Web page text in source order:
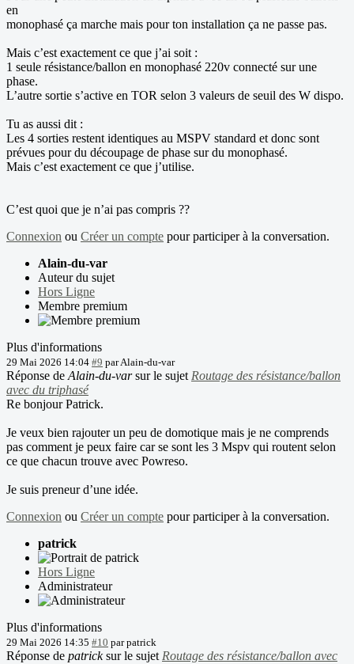
en
monophasé ça marche mais pour ton installation ça ne passe pas.
Mais c’est exactement ce que j’ai soit :
1 seule résistance/ballon en monophasé 220v connecté sur une
phase.
L’autre sortie s’active en TOR selon 3 valeurs de seuil des W dispo.
Tu as aussi dit :
Les 4 sorties restent identiques au MSPV standard et donc sont
prévues pour du découpage de phase sur du monophasé.
Mais c’est exactement ce que j’utilise.
C’est quoi que je n’ai pas compris ??
Connexion ou Créer un compte pour participer à la conversation.
Alain-du-var
Auteur du sujet
Hors Ligne
Membre premium
Plus d'informations
29 Mai 2026 14:04 #9 parAlain-du-var
Réponse de Alain-du-varsur le sujet Routage des résistance/ballon
avec du triphasé
Re bonjour Patrick.
Je veux bien rajouter un peu de domotique mais je ne comprends
pas comment je peux faire car se sont les 3 Mspv qui routent selon
ce que chacun trouve avec Powreso.
Je suis preneur d’une idée.
Connexion ou Créer un compte pour participer à la conversation.
patrick
Hors Ligne
Administrateur
Plus d'informations
29 Mai 2026 14:35 #10 parpatrick
Réponse de patricksur le sujet Routage des résistance/ballon avec